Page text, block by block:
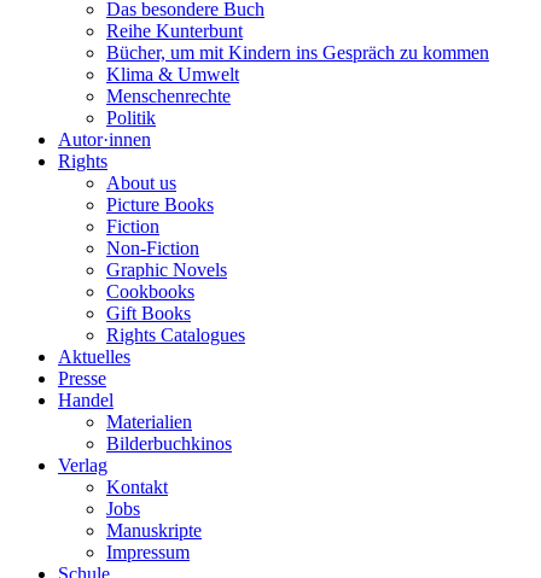
Das besondere Buch
Reihe Kunterbunt
Bücher, um mit Kindern ins Gespräch zu kommen
Klima & Umwelt
Menschenrechte
Politik
Autor·innen
Rights
About us
Picture Books
Fiction
Non-Fiction
Graphic Novels
Cookbooks
Gift Books
Rights Catalogues
Aktuelles
Presse
Handel
Materialien
Bilderbuchkinos
Verlag
Kontakt
Jobs
Manuskripte
Impressum
Schule